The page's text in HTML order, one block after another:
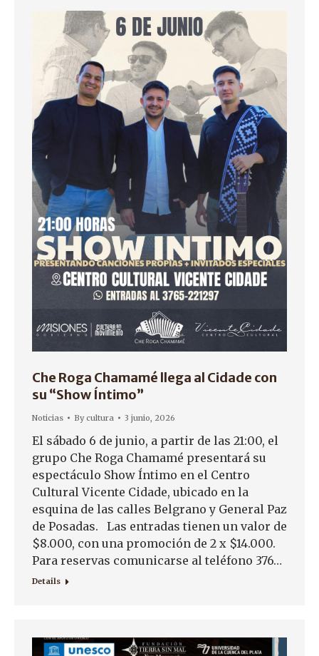
Che Roga Chamamé llega al Cidade con
su “Show Íntimo”
Noticias Bycultura 3 junio, 2026
El sábado 6 de junio, a partir de las 21:00, el
grupo Che Roga Chamamé presentará su
espectáculo Show Íntimo en el Centro
Cultural Vicente Cidade, ubicado en la
esquina de las calles Belgrano y General Paz
de Posadas. Las entradas tienen un valor de
$8.000, con una promoción de 2 x $14.000.
Para reservas comunicarse al teléfono 376…
Details